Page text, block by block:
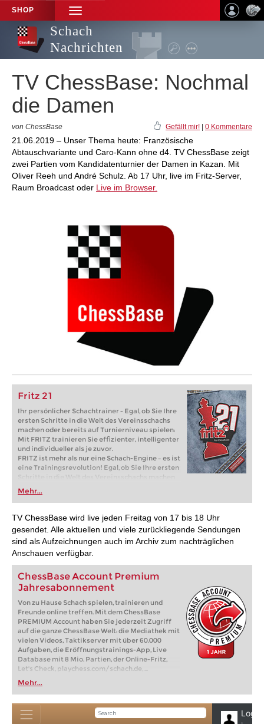
SHOP
TOGGLE
NAVIGATION
Schach
Nachrichten
TV ChessBase: Nochmal
die Damen
von ChessBase Gefällt mir! 0 Kommentare
21.06.2019 – Unser Thema heute: Französische
Abtauschvariante und Caro-Kann ohne d4. TV ChessBase zeigt
zwei Partien vom Kandidatenturnier der Damen in Kazan. Mit
Oliver Reeh und André Schulz. Ab 17 Uhr, live im Fritz-Server,
Raum Broadcast oder Live im Browser.
Fritz 21
Ihr persönlicher Schachtrainer - Egal, ob Sie Ihre
ersten Schritte in die Welt des Vereinsschachs
machen oder bereits auf Turnierniveau spielen:
Mit FRITZ trainieren Sie effizienter, intelligenter
und individueller als je zuvor.
FRITZ ist mehr als nur eine Schach-Engine – es ist
eine Trainingsrevolution! Egal, ob Sie Ihre ersten
Schritte in die Welt des Vereinsschachs machen
oder bereits auf Turnierniveau spielen: Mit
FRITZ trainieren Sie effizienter, intelligenter und
individueller als je zuvor.
Mehr...
TV ChessBase wird live jeden Freitag von 17 bis 18 Uhr
gesendet. Alle aktuellen und viele zurückliegende Sendungen
sind als Aufzeichnungen auch im Archiv zum nachträglichen
Anschauen verfügbar.
ChessBase Account Premium
Jahresabonnement
Von zu Hause Schach spielen, trainieren und
Freunde online treffen. Mit dem ChessBase
PREMIUM Account haben Sie jederzeit Zugriff
auf die ganze ChessBase Welt: die Mediathek mit
vielen Videos, Taktikserver mit über 60.000
Aufgaben, die Eröffnungstrainings-App, Live
Database mit 8 Mio. Partien, der Online-Fritz,
Let's Check, playchess.com/schach.de, ...
Mehr...